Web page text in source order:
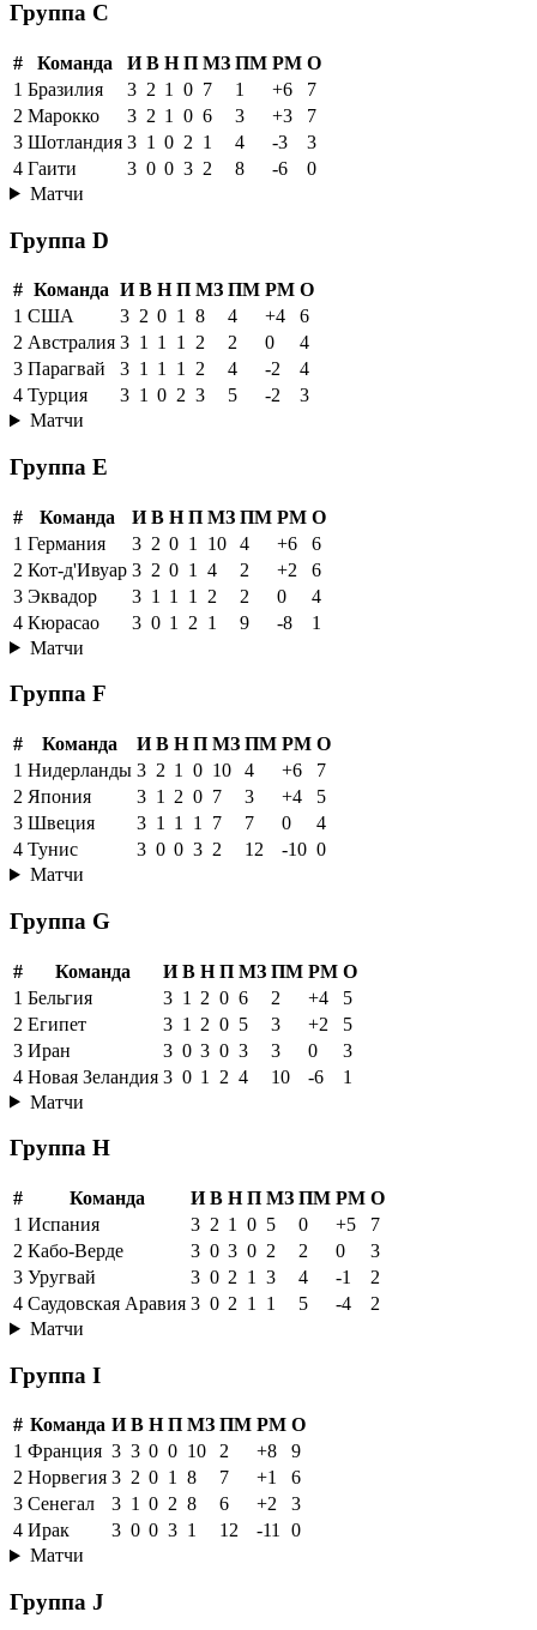
Группа C
# Команда И В Н П МЗ ПМ РМ О
1 Бразилия 3 2 1 0 7 1 +6
7
2 Марокко 3 2 1 0 6 3 +3
7
3 Шотландия 3 1 0 2 1 4 -3
3
4 Гаити 3 0 0 3 2 8 -6
0
Матчи
Группа D
# Команда И В Н П МЗ ПМ РМ О
1 США 3 2 0 1 8 4 +4
6
2 Австралия 3 1 1 1 2 2 0
4
3 Парагвай 3 1 1 1 2 4 -2
4
4 Турция 3 1 0 2 3 5 -2
3
Матчи
Группа E
# Команда И В Н П МЗ ПМ РМ О
1 Германия 3 2 0 1 10 4 +6
6
2 Кот-д'Ивуар 3 2 0 1 4 2 +2
6
3 Эквадор 3 1 1 1 2 2 0
4
4 Кюрасао 3 0 1 2 1 9 -8
1
Матчи
Группа F
# Команда И В Н П МЗ ПМ РМ О
1 Нидерланды 3 2 1 0 10 4 +6
7
2 Япония 3 1 2 0 7 3 +4
5
3 Швеция 3 1 1 1 7 7 0
4
4 Тунис 3 0 0 3 2 12 -10 0
Матчи
Группа G
# Команда И В Н П МЗ ПМ РМ О
1 Бельгия 3 1 2 0 6 2 +4
5
2 Египет 3 1 2 0 5 3 +2
5
3 Иран 3 0 3 0 3 3 0
3
4 Новая Зеландия 3 0 1 2 4 10 -6
1
Матчи
Группа H
# Команда И В Н П МЗ ПМ РМ О
1 Испания 3 2 1 0 5 0 +5
7
2 Кабо-Верде 3 0 3 0 2 2 0
3
3 Уругвай 3 0 2 1 3 4 -1
2
4 Саудовская Аравия 3 0 2 1 1 5 -4
2
Матчи
Группа I
# Команда И В Н П МЗ ПМ РМ О
1 Франция 3 3 0 0 10 2 +8
9
2 Норвегия 3 2 0 1 8 7 +1
6
3 Сенегал 3 1 0 2 8 6 +2
3
4 Ирак 3 0 0 3 1 12 -11 0
Матчи
Группа J